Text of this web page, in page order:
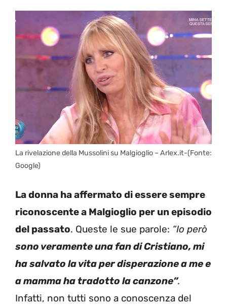
La rivelazione della Mussolini su Malgioglio – Arlex.it-(Fonte:
Google)
La donna ha affermato di essere sempre
riconoscente a Malgioglio per un episodio
del passato. Queste le sue parole: “Io però
sono veramente una fan di Cristiano, mi
ha salvato la vita per disperazione a me e
a mamma ha tradotto la canzone”.
Infatti, non tutti sono a conoscenza del